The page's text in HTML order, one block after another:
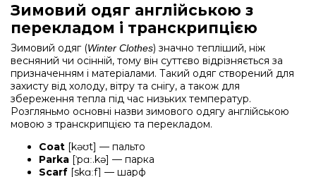
Зимовий одяг англійською з
перекладом і транскрипцією
Зимовий одяг (Winter Clothes) значно тепліший, ніж
весняний чи осінній, тому він суттєво відрізняється за
призначенням і матеріалами. Такий одяг створений для
захисту від холоду, вітру та снігу, а також для
збереження тепла під час низьких температур.
Розгляньмо основні назви зимового одягу англійською
мовою з транскрипцією та перекладом.
Coat [kəʊt] — пальто
Parka [ˈpɑː.kə] — парка
Scarf [skɑːf] — шарф